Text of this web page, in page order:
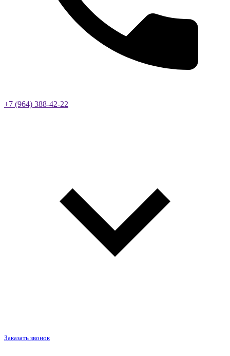
+7 (964) 388-42-22
Заказать звонок